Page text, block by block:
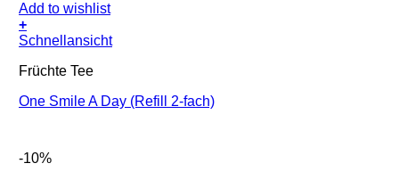
Add to wishlist
+
Schnellansicht
Früchte Tee
One Smile A Day (Refill 2-fach)
-10%